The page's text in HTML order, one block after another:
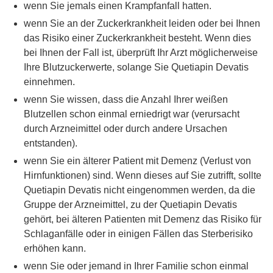
wenn Sie jemals einen Krampfanfall hatten.
wenn Sie an der Zuckerkrankheit leiden oder bei Ihnen
das Risiko einer Zuckerkrankheit besteht. Wenn dies
bei Ihnen der Fall ist, überprüft Ihr Arzt möglicherweise
Ihre Blutzuckerwerte, solange Sie Quetiapin Devatis
einnehmen.
wenn Sie wissen, dass die Anzahl Ihrer weißen
Blutzellen schon einmal erniedrigt war (verursacht
durch Arzneimittel oder durch andere Ursachen
entstanden).
wenn Sie ein älterer Patient mit Demenz (Verlust von
Hirnfunktionen) sind. Wenn dieses auf Sie zutrifft, sollte
Quetiapin Devatis nicht eingenommen werden, da die
Gruppe der Arzneimittel, zu der Quetiapin Devatis
gehört, bei älteren Patienten mit Demenz das Risiko für
Schlaganfälle oder in einigen Fällen das Sterberisiko
erhöhen kann.
wenn Sie oder jemand in Ihrer Familie schon einmal